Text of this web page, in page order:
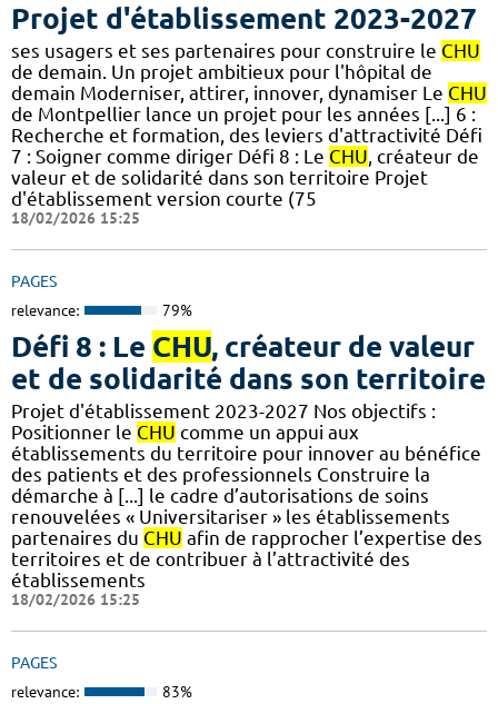
Projet d'établissement 2023-2027
ses usagers et ses partenaires pour construire le CHU
de demain. Un projet ambitieux pour l'hôpital de
demain Moderniser, attirer, innover, dynamiser Le CHU
de Montpellier lance un projet pour les années [...] 6 :
Recherche et formation, des leviers d'attractivité Défi
7 : Soigner comme diriger Défi 8 : Le CHU , créateur de
valeur et de solidarité dans son territoire Projet
d'établissement version courte (75
18/02/2026 15:25
PAGES
relevance: 79%
Défi 8 : Le CHU, créateur de valeur
et de solidarité dans son territoire
Projet d'établissement 2023-2027 Nos objectifs :
Positionner le CHU comme un appui aux
établissements du territoire pour innover au bénéfice
des patients et des professionnels Construire la
démarche à [...] le cadre d’autorisations de soins
renouvelées « Universitariser » les établissements
partenaires du CHU afin de rapprocher l’expertise des
territoires et de contribuer à l’attractivité des
établissements
18/02/2026 15:25
PAGES
relevance: 83%